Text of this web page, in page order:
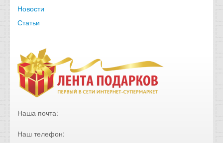
Новости
Статьи
Наша почта:
Наш телефон: